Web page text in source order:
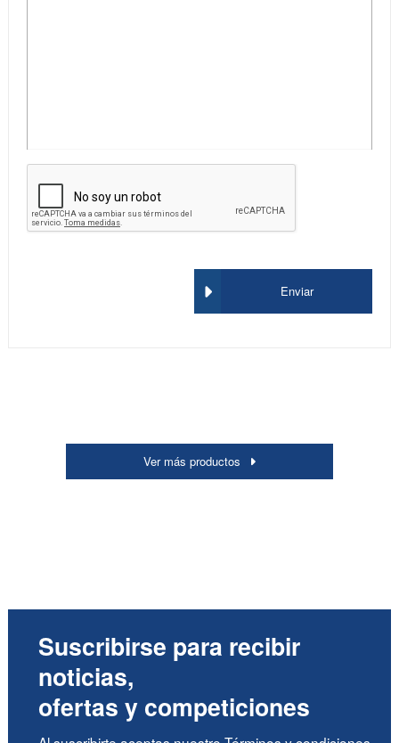
Enviar
Ver más productos
Suscribirse para recibir
noticias,
ofertas y competiciones